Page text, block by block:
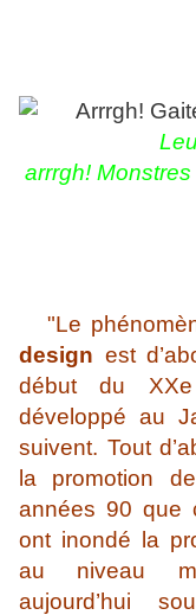
arrrgh!
"Le
design est
début du
développé au
suivent. Tout
la promotion
années 90 que
ont inondé la
au niveau
aujourd’hui